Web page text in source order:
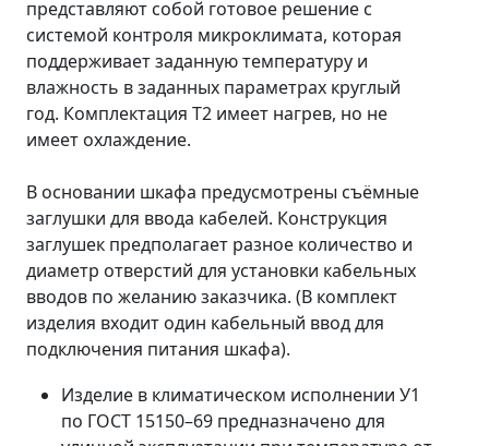
представляют собой готовое решение с
системой контроля микроклимата, которая
поддерживает заданную температуру и
влажность в заданных параметрах круглый
год. Комплектация Т2 имеет нагрев, но не
имеет охлаждение.
В основании шкафа предусмотрены съёмные
заглушки для ввода кабелей. Конструкция
заглушек предполагает разное количество и
диаметр отверстий для установки кабельных
вводов по желанию заказчика. (В комплект
изделия входит один кабельный ввод для
подключения питания шкафа).
Изделие в климатическом исполнении У1
по ГОСТ 15150–69 предназначено для